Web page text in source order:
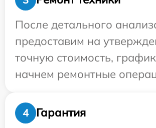
После детального
предоставим на
точную стоимость,
начнем ремонтные
4
Гарантия